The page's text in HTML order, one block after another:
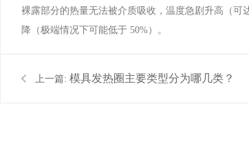
裸露部分的热量无法被介质吸收，温度急剧升高（
降（极端情况下可能低于 50%）。
上一篇: 模具发热圈主要类型分为哪几类？